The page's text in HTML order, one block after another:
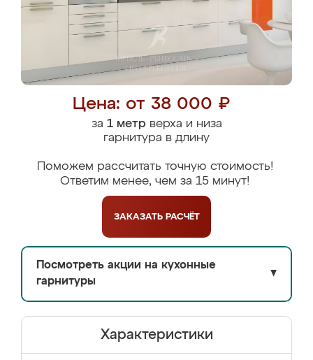
Цена: от 38 000 ₽
за 1 метрверха и низа
гарнитура в длину
Поможем рассчитать точную стоимость!
Ответим менее, чем за 15 минут!
ЗАКАЗАТЬ РАСЧЁТ
Посмотреть акции на кухонные
гарнитуры
▼
Характеристики